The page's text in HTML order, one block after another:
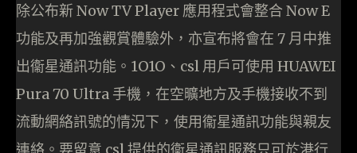
除公布新 Now TV Player 應用程式會整合 Now E
功能及再加強觀賞體驗外，亦宣布將會在 7 月中推
出衞星通訊功能。1O1O、csl 用戶可使用 HUAWEI
Pura 70 Ultra 手機，在空曠地方及手機接收不到
流動網絡訊號的情況下，使用衞星通訊功能與親友